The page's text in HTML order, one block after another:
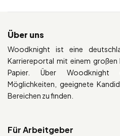
Über uns
Woodknight ist eine
Karriereportal mit einem
Papier. Über Woodknight
Möglichkeiten, geeignete
Bereichen zu finden.
Für Arbeitgeber